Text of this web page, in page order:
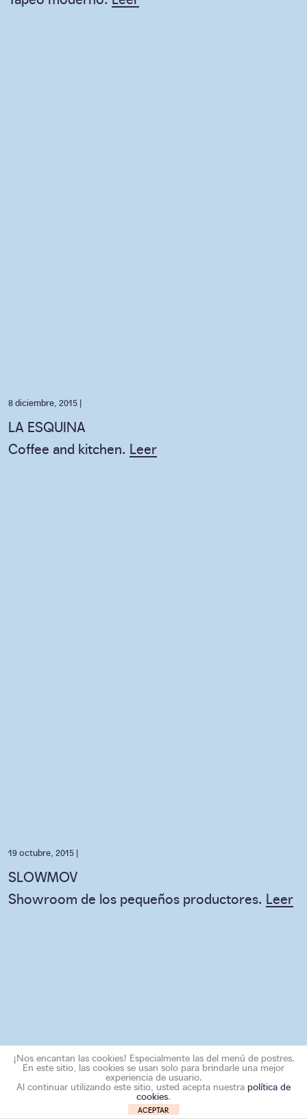
8 diciembre, 2015 |
LA ESQUINA
Coffee and kitchen. Leer
19 octubre, 2015 |
SLOWMOV
Showroom de los pequeños productores. Leer
¡Nos encantan las cookies! Especialmente las del menú de postres.
En este sitio, las cookies se usan solo para brindarle una mejor
experiencia de usuario.
Al continuar utilizando este sitio, usted acepta nuestra política de
cookies.
ACEPTAR